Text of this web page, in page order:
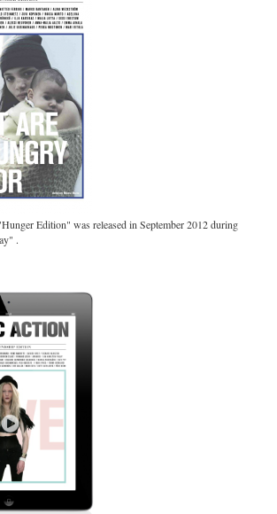
Edition" was released in September 2012 during
.